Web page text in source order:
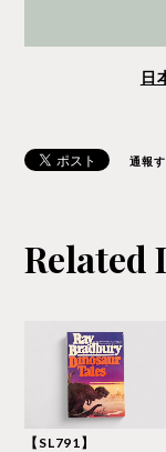
日
通報
Related
【SL791】